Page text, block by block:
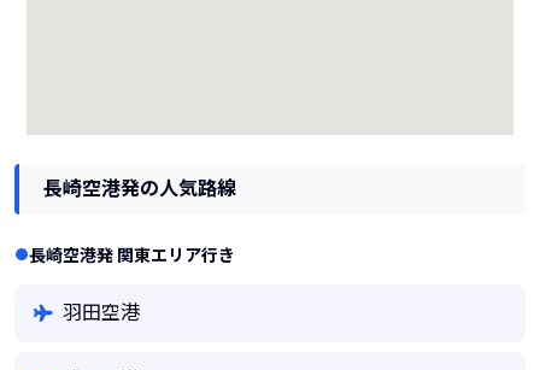
長崎空港発の人気路線
長崎空港発 関東エリア行き
羽田空港